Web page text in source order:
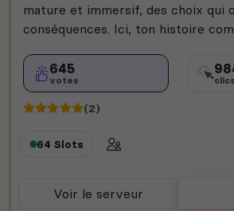
mature et immersif, des choix qui
conséquences. Ici, ton histoire
645
votes clics
(2)
64 Slots
Voir le serveur